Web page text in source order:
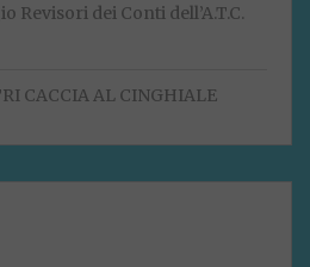
Revisori dei Conti dell’A.T.C.
CACCIA AL CINGHIALE